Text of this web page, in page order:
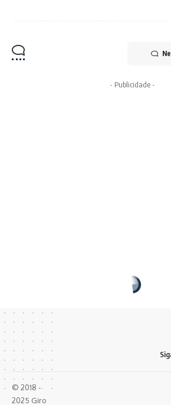
- Publicidade -
© 2018 -
2025 Giro